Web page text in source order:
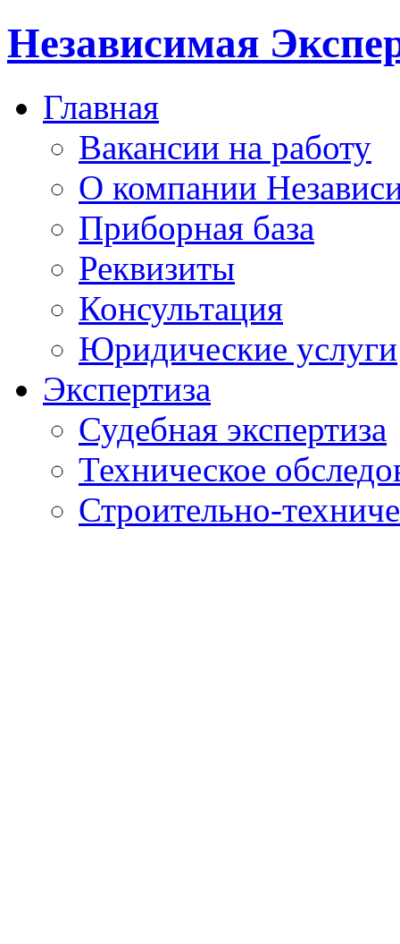
Независимая
Главная
Вакансии на работу
О компании
Приборная база
Реквизиты
Консультация
Юридические услуги
Экспертиза
Судебная экспертиза
Техническое
Строительно-